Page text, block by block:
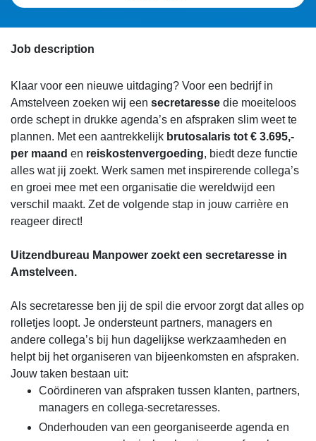
Job description
Klaar voor een nieuwe uitdaging? Voor een bedrijf in
Amstelveen zoeken wij een secretaresse die moeiteloos
orde schept in drukke agenda’s en afspraken slim weet te
plannen. Met een aantrekkelijk brutosalaris tot € 3.695,-
per maand en reiskostenvergoeding, biedt deze functie
alles wat jij zoekt. Werk samen met inspirerende collega’s
en groei mee met een organisatie die wereldwijd een
verschil maakt. Zet de volgende stap in jouw carrière en
reageer direct!
Uitzendbureau Manpower zoekt een secretaresse in
Amstelveen.
Als secretaresse ben jij de spil die ervoor zorgt dat alles op
rolletjes loopt. Je ondersteunt partners, managers en
andere collega’s bij hun dagelijkse werkzaamheden en
helpt bij het organiseren van bijeenkomsten en afspraken.
Jouw taken bestaan uit:
Coördineren van afspraken tussen klanten, partners,
managers en collega-secretaresses.
Onderhouden van een georganiseerde agenda en